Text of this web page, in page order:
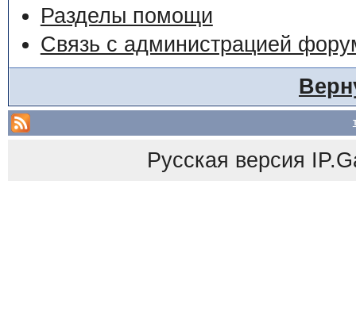
Разделы помощи
Связь с администрацией
Русская версия